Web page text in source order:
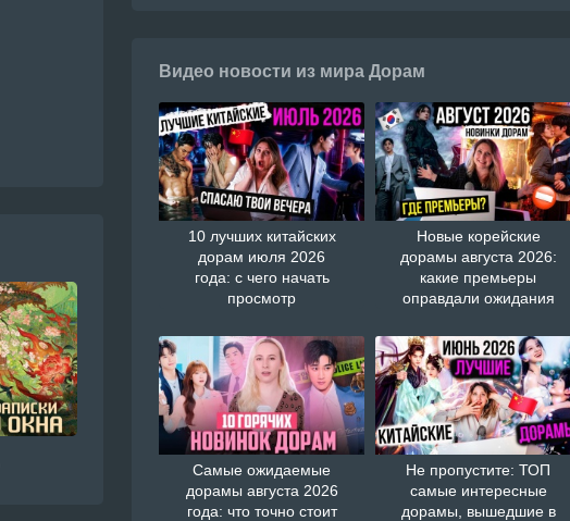
Видео новости из мира Дорам
10 лучших китайских
дорам июля 2026
года: с чего начать
просмотр
Новые корейские
дорамы августа 2026:
какие премьеры
оправдали ожидания
Самые ожидаемые
дорамы августа 2026
года: что точно стоит
Не пропустите: ТОП
самые интересные
дорамы, вышедшие в